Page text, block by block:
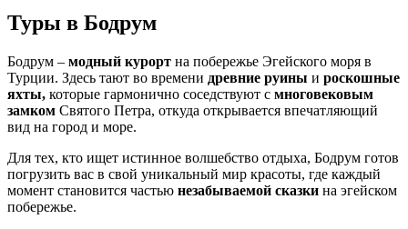
Туры в Бодрум
Бодрум – модный курорт на побережье Эгейского моря в
Турции. Здесь тают во времени древние руины и роскошные
яхты, которые гармонично соседствуют с многовековым
замком Святого Петра, откуда открывается впечатляющий
вид на город и море.
Для тех, кто ищет истинное волшебство отдыха, Бодрум готов
погрузить вас в свой уникальный мир красоты, где каждый
момент становится частью незабываемой сказки на эгейском
побережье.